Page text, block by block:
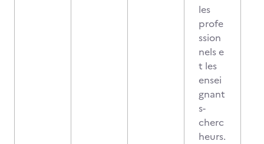
les
profe
ssion
nels e
t les
ensei
gnant
s-
cherc
heurs.